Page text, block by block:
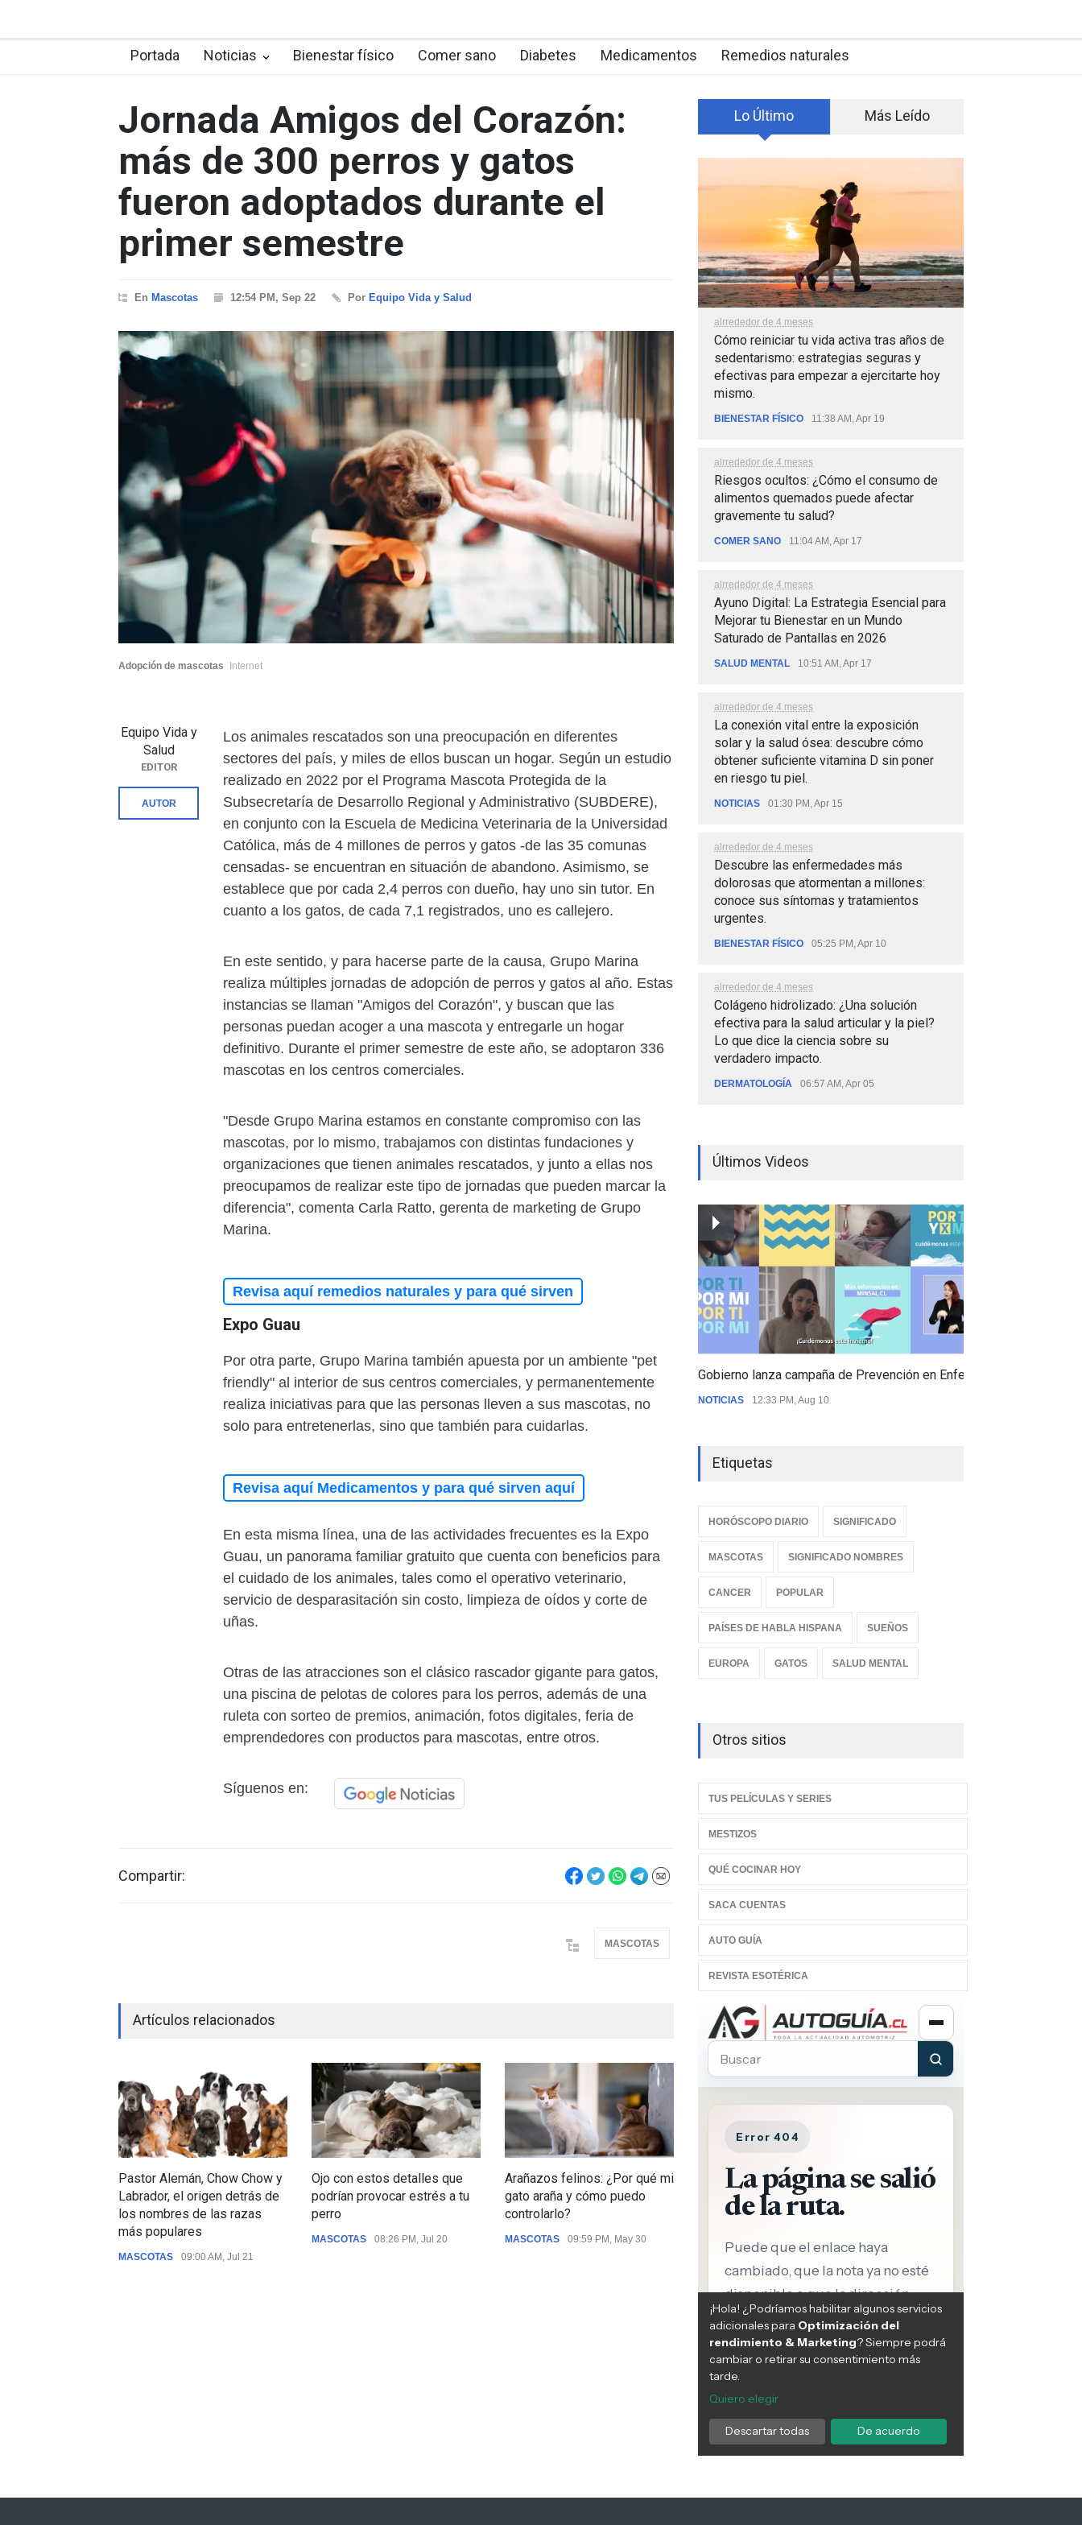
Portada Noticias Bienestar físico Comer sano Diabetes Medicamentos Remedios naturales
Jornada Amigos del Corazón:
más de 300 perros y gatos
fueron adoptados durante el
primer semestre
En Mascotas 12:54 PM, Sep 22 Por Equipo Vida y Salud
Adopción de mascotas Internet
Los animales rescatados son una preocupación en diferentes
sectores del país, y miles de ellos buscan un hogar. Según un estudio
realizado en 2022 por el Programa Mascota Protegida de la
Subsecretaría de Desarrollo Regional y Administrativo (SUBDERE),
en conjunto con la Escuela de Medicina Veterinaria de la Universidad
Católica, más de 4 millones de perros y gatos -de las 35 comunas
censadas- se encuentran en situación de abandono. Asimismo, se
establece que por cada 2,4 perros con dueño, hay uno sin tutor. En
cuanto a los gatos, de cada 7,1 registrados, uno es callejero.
En este sentido, y para hacerse parte de la causa, Grupo Marina
realiza múltiples jornadas de adopción de perros y gatos al año. Estas
instancias se llaman "Amigos del Corazón", y buscan que las
personas puedan acoger a una mascota y entregarle un hogar
definitivo. Durante el primer semestre de este año, se adoptaron 336
mascotas en los centros comerciales.
"Desde Grupo Marina estamos en constante compromiso con las
mascotas, por lo mismo, trabajamos con distintas fundaciones y
organizaciones que tienen animales rescatados, y junto a ellas nos
preocupamos de realizar este tipo de jornadas que pueden marcar la
diferencia", comenta Carla Ratto, gerenta de marketing de Grupo
Marina.
Revisa aquí remedios naturales y para qué sirven
Expo Guau
Por otra parte, Grupo Marina también apuesta por un ambiente "pet
friendly" al interior de sus centros comerciales, y permanentemente
realiza iniciativas para que las personas lleven a sus mascotas, no
solo para entretenerlas, sino que también para cuidarlas.
Revisa aquí Medicamentos y para qué sirven aquí
En esta misma línea, una de las actividades frecuentes es la Expo
Guau, un panorama familiar gratuito que cuenta con beneficios para
el cuidado de los animales, tales como el operativo veterinario,
servicio de desparasitación sin costo, limpieza de oídos y corte de
uñas.
Otras de las atracciones son el clásico rascador gigante para gatos,
una piscina de pelotas de colores para los perros, además de una
ruleta con sorteo de premios, animación, fotos digitales, feria de
emprendedores con productos para mascotas, entre otros.
Síguenos en:
Equipo Vida y
Salud
EDITOR
AUTOR
Compartir:
MASCOTAS
Artículos relacionados
Pastor Alemán, Chow Chow y
Labrador, el origen detrás de
los nombres de las razas
más populares
MASCOTAS 09:00 AM, Jul 21
Ojo con estos detalles que
podrían provocar estrés a tu
perro
MASCOTAS 08:26 PM, Jul 20
Arañazos felinos: ¿Por qué mi
gato araña y cómo puedo
controlarlo?
MASCOTAS 09:59 PM, May 30
¿Por qué mi gato me amasa?
El significado detrás de este
comportamiento felino
Adiestramiento canino: La
Lo Último Más Leído
alrrededor de 4 meses
Cómo reiniciar tu vida activa tras años de
sedentarismo: estrategias seguras y
efectivas para empezar a ejercitarte hoy
mismo.
BIENESTAR FÍSICO 11:38 AM, Apr 19
alrrededor de 4 meses
Riesgos ocultos: ¿Cómo el consumo de
alimentos quemados puede afectar
gravemente tu salud?
COMER SANO 11:04 AM, Apr 17
alrrededor de 4 meses
Ayuno Digital: La Estrategia Esencial para
Mejorar tu Bienestar en un Mundo
Saturado de Pantallas en 2026
SALUD MENTAL 10:51 AM, Apr 17
alrrededor de 4 meses
La conexión vital entre la exposición
solar y la salud ósea: descubre cómo
obtener suficiente vitamina D sin poner
en riesgo tu piel.
NOTICIAS 01:30 PM, Apr 15
alrrededor de 4 meses
Descubre las enfermedades más
dolorosas que atormentan a millones:
conoce sus síntomas y tratamientos
urgentes.
BIENESTAR FÍSICO 05:25 PM, Apr 10
alrrededor de 4 meses
Colágeno hidrolizado: ¿Una solución
efectiva para la salud articular y la piel?
Lo que dice la ciencia sobre su
verdadero impacto.
DERMATOLOGÍA 06:57 AM, Apr 05
Últimos Videos
Gobierno lanza campaña de Prevención en Enfermedades
NOTICIAS 12:33 PM, Aug 10
Etiquetas
HORÓSCOPO DIARIO SIGNIFICADO
MASCOTAS SIGNIFICADO NOMBRES
CANCER POPULAR
PAÍSES DE HABLA HISPANA SUEÑOS
EUROPA GATOS SALUD MENTAL
Otros sitios
TUS PELÍCULAS Y SERIES
MESTIZOS
QUÉ COCINAR HOY
SACA CUENTAS
AUTO GUÍA
REVISTA ESOTÉRICA